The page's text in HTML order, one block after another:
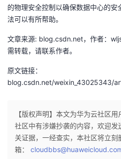
的物理安全控制以确保数据中心的安
法可以有所帮助。
文章来源: blog.csdn.net，作者：
需转载，请联系作者。
原文链接：
blog.csdn.net/weixin_43025343/
【版权声明】本文为华为云社区
社区中有涉嫌抄袭的内容，欢迎
关证据，一经查实，本社区将立
箱：